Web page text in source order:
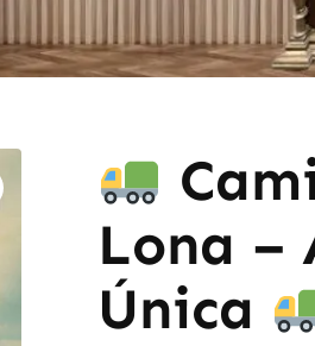
Lona –
Única